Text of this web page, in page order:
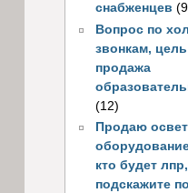
снабженцев
Вопрос по
звонкам,
продажа
(12)
Продаю
кто будет
подскажите